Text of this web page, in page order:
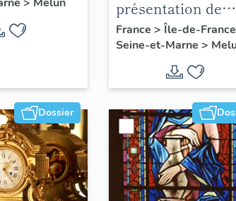
présentation de
l'étude du
patrimoine de
France > Île-de-France
Seine-et-Marne >
Dossier